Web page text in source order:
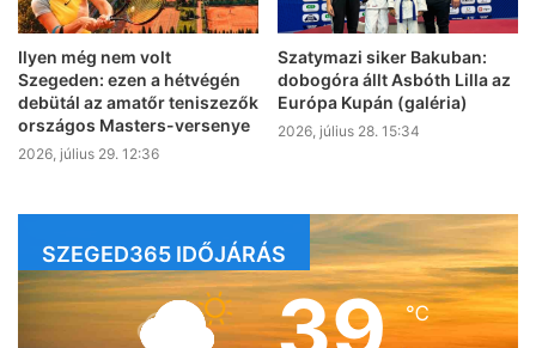
Ilyen még nem volt
Szegeden: ezen a hétvégén
debütál az amatőr teniszezők
országos Masters-versenye
2026, július 29. 12:36
Szatymazi siker Bakuban:
dobogóra állt Asbóth Lilla az
Európa Kupán (galéria)
2026, július 28. 15:34
SZEGED365 IDŐJÁRÁS
℃